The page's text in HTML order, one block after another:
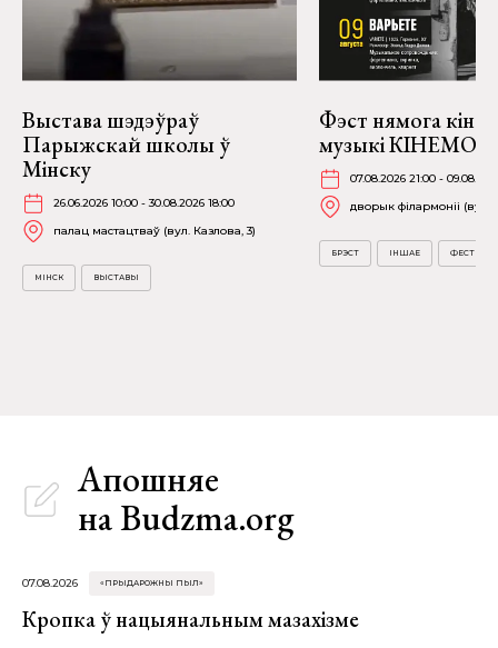
Выстава шэдэўраў
Парыжскай школы ў
Мінску
26.06.2026 10:00 - 30.08.2026 18:00
палац мастацтваў (вул. Казлова, 3)
МІНСК ВЫСТАВЫ
Фэст нямога кіно
музыкі КІНЕМО ў
07.08.2026 21:00 -
дворык філармоніі (вул.
БРЭСТ ІНШАЕ
Апошняе
на Budzma.org
07.08.2026 «ПРЫДАРОЖНЫ ПЫЛ»
Кропка ў нацыянальным мазахізме